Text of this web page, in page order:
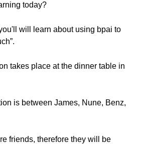
today?
will learn about using bpai to
takes place at the dinner table in
is between James, Nune, Benz,
friends, therefore they will be